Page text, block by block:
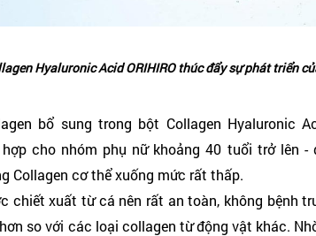
Hyaluronic Acid ORIHIRO thúc đẩy sự phát triển
bổ sung trong bột Collagen Hyaluronic
hợp cho nhóm phụ nữ khoảng 40 tuổi trở lên
Collagen cơ thể xuống mức rất thấp.
chiết xuất từ cá nên rất an toàn, không bệnh
so với các loại collagen từ động vật khác.